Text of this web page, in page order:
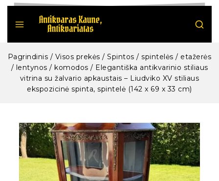
Pagrindinis / Visos prekės / Spintos / spintelės / etažerės
/ lentynos / komodos / Elegantiška antikvarinio stiliaus
vitrina su žalvario apkaustais – Liudviko XV stiliaus
ekspozicinė spinta, spintelė (142 x 69 x 33 cm)